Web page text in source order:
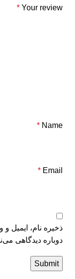
Your review
*
Name
*
Email
*
ذخیره نام، ایمیل
دوباره دیدگاهی